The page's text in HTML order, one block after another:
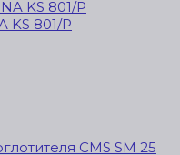
KS 801/P